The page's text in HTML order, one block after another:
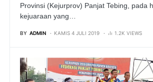
Provinsi (Kejurprov) Panjat Tebing, pada
kejuaraan yang…
BY ADMIN KAMIS 4 JULI 2019 1.2K VIEWS